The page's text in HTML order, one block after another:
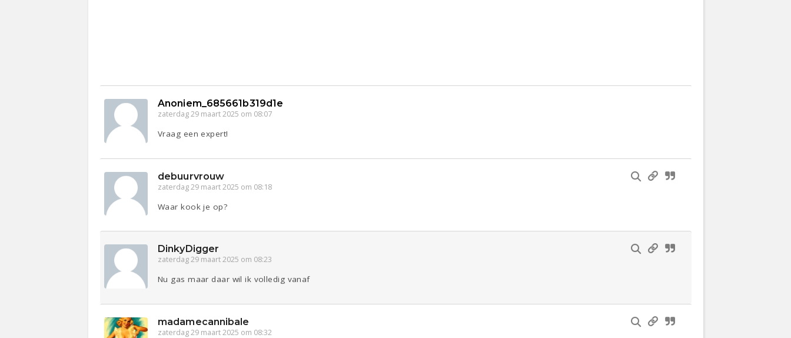
Anoniem_685661b319d1e
zaterdag 29 maart 2025 om 08:07
Vraag een expert!
debuurvrouw
zaterdag 29 maart 2025 om 08:18
Waar kook je op?
DinkyDigger
zaterdag 29 maart 2025 om 08:23
Nu gas maar daar wil ik volledig vanaf
madamecannibale
zaterdag 29 maart 2025 om 08:32